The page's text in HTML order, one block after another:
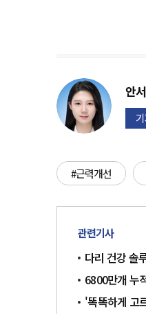
안
#근력개선
관련기사
다리 건강 솔
6800만개 누
'똑똑하게 고